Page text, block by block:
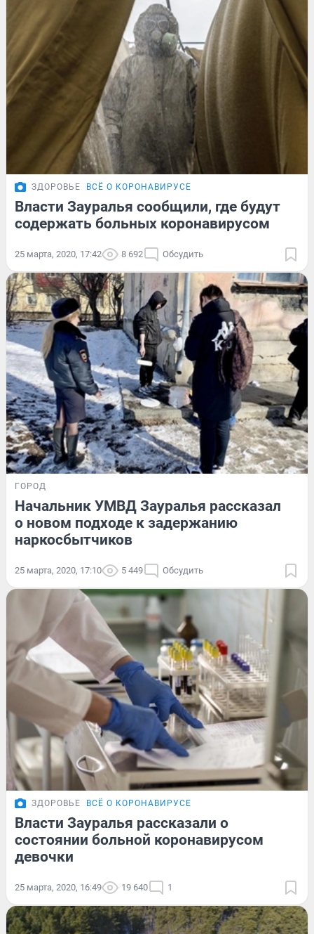
ЗДОРОВЬЕ ВСЁ О КОРОНАВИРУСЕ
Власти Зауралья сообщили, где будут
содержать больных коронавирусом
25 марта, 2020, 17:42 8 692 Обсудить
ГОРОД
Начальник УМВД Зауралья рассказал
о новом подходе к задержанию
наркосбытчиков
25 марта, 2020, 17:10 5 449 Обсудить
ЗДОРОВЬЕ ВСЁ О КОРОНАВИРУСЕ
Власти Зауралья рассказали о
состоянии больной коронавирусом
девочки
25 марта, 2020, 16:49 19 640 1